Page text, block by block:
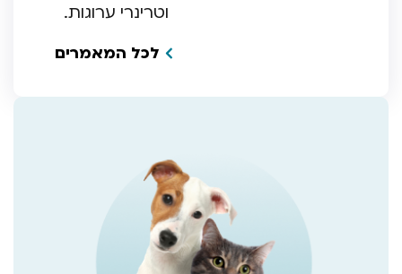
וטרינרי ערוגות.
לכל המאמרים